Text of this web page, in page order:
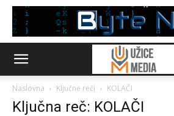
Naslovna Ključne reči KOLAČI
Ključna reč: KOLAČI